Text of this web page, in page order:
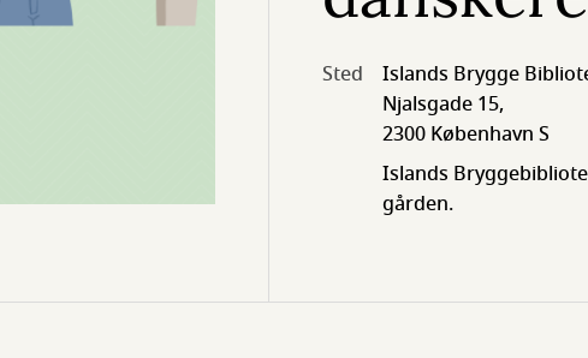
Sted
Islands Brygge
Njalsgade 15,
2300 København S
Islands
gården.